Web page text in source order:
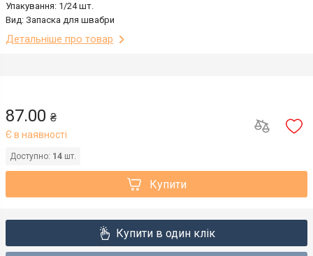
Упакування: 1/24 шт.
Вид: Запаска для швабри
Детальніше про товар
87.00 ₴
Є в наявності
Доступно: 14 шт.
Купити
Купити в один клік